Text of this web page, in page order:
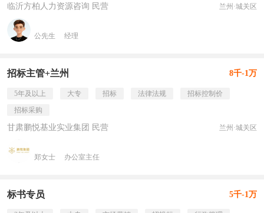
临沂方柏人力资源咨询 民营 兰州·城关区
公先生 经理
招标主管+兰州 8千-1万
5年及以上 大专 招标 法律法规
招标控制价
招标采购
甘肃鹏悦基业实业集团 民营 兰州·城关区
郑女士 办公室主任
标书专员 5千-1万